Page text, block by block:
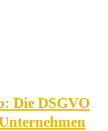
Die DSGVO